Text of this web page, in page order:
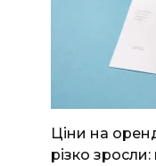
Ціни на
різко зросли: